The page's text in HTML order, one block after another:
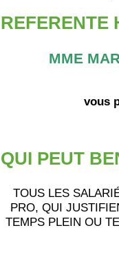
MME MARIE MARSEIN EST LA REFERENTE
vous
QUI PEUT
TOUS LES
PRO, QUI
TEMPS PLEIN OU